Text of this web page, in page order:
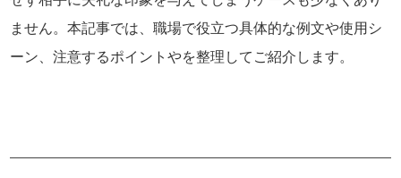
ません。本記事では、職場で役立つ具体的な例文や使用シ
ーン、注意するポイントやを整理してご紹介します。